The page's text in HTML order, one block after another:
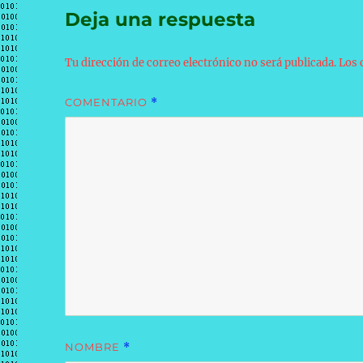
Deja una respuesta
Tu dirección de correo electrónico no será publicada.Los
COMENTARIO *
NOMBRE *